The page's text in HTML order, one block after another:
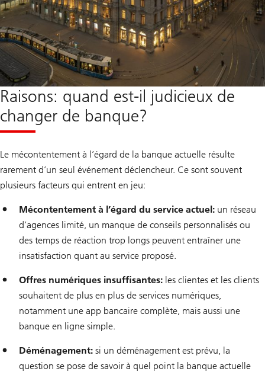
Raisons: quand est-il judicieux de
changer de banque?
Le mécontentement à l’égard de la banque actuelle résulte
rarement d’un seul événement déclencheur. Ce sont souvent
plusieurs facteurs qui entrent en jeu:
Mécontentement à l’égard du service actuel: un réseau
d’agences limité, un manque de conseils personnalisés ou
des temps de réaction trop longs peuvent entraîner une
insatisfaction quant au service proposé.
Offres numériques insuffisantes: les clientes et les clients
souhaitent de plus en plus de services numériques,
notamment une app bancaire complète, mais aussi une
banque en ligne simple.
Déménagement: si un déménagement est prévu, la
question se pose de savoir à quel point la banque actuelle